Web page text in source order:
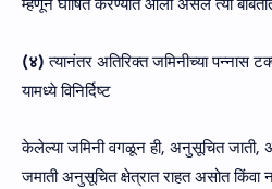
म्हणून घोषित करण्यात आला असेल त्या
(४) त्यानंतर अतिरिक्त जमिनीच्या
यामध्ये विनिर्दिष्ट
केलेल्या जमिनी वगळून ही, अनुसूचित जाती,
जमाती अनुसूचित क्षेत्रात राहत असोत किंवा